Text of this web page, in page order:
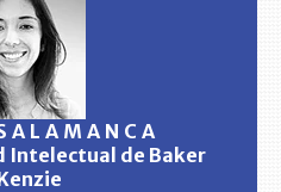
Intelectual de Baker